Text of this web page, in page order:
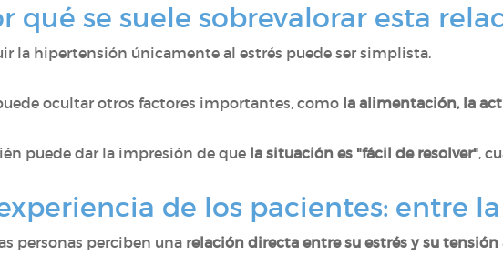
qué se suele sobrevalorar esta
la hipertensión únicamente al estrés puede ser simplista.
ocultar otros factores importantes, como la alimentación, la
puede dar la impresión de que la situación es "fácil de resolver",
de los pacientes: entre
personas perciben una relación directa entre su estrés y su tensión